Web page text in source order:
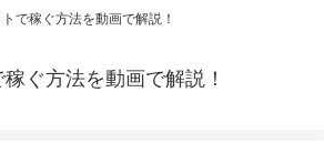
で稼ぐ方法を動画で解説！
ぐ方法を動画で解説！